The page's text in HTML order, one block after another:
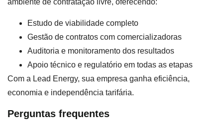
ambiente de contratação livre, oferecendo:
Estudo de viabilidade completo
Gestão de contratos com comercializadoras
Auditoria e monitoramento dos resultados
Apoio técnico e regulatório em todas as etapas
Com a Lead Energy, sua empresa ganha eficiência,
economia e independência tarifária.
Perguntas frequentes